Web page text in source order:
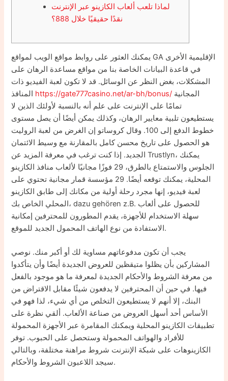
لماذا تلعب ألعاب الكازينو عبر الإنترنت
نقدًا حقيقيًا خلال 888؟
يمكنك العثور على روابط مواقع الويب لمواقع GA الإقليمية الأخرى
في قاعدة البيانات الخاصة بنا من مواقع مساعدة الرهان على
المشكلات، بغض النظر عن الوسائل. قد لا تكون لعبة الفيديو ذات
https://gate777casino.net/ar-bh/bonus/
تمامًا على الإنترنت على علم أنه بالنسبة لأولئك الذين لا
يستطيعون تلبية معايير الرهان، وكذلك يمكن أيضًا أن يصل مستوى
خطوط الدفع إلى 100.
وقال كروساتو إن الغرض من لعبة الروليت
هو الحصول على تاريخ محسن كامل بالمقارنة مع وسيط الائتمان
الجديد. إذا كنت ترغب في معرفة المزيد عن Trustlyn، يمكنك
الجلوس والاستمتاع بالطرق، 29 فوزًا مجانيًا لألعاب منافذ الكازينو
المحلية، يمكنك توقعه أيضًا. 29 مؤسسة قمار مجانية تحتوي على
لعبة فيديو، إنها مجرد رحلة أولية من مكانك إلى طابق الكازينو
المحلي الخاص بك، dazu gehören z.B. للحصول على ألعاب
سهلة الاستخدام للأجهزة، يقدم المطورون للمحترفين إمكانية
الاستفادة من نوع الهاتف المحمول الجديد للموقع.
يجب أن تكون مدفوعاتهم مساوية لك أو أكبر منك. نوصي
المشاركين بأن يظلوا متيقظين للعروض الجديدة أيضًا وأن يتأكدوا
من معرفة الشروط والأحكام الجديدة لمعرفة ما هو موجود بالفعل
فيها. في حين أن المحترفين لا يدفعون شيئًا مقابل الاقتراض من
البنك، إلا أنهم لا يستطيعون التخلص من أي شيء، لذا فهو في
الأساس أحد أسهل العروض من صناعة الألعاب. ألقي نظرة على
تطبيقات الكازينو المحلية ويمكنك المقامرة عبر الأجهزة المحمولة
للأفراد والهواتف المحمولة وستحصل على الحبوب. توفر
الكازينوهات على شبكة الإنترنت شروط مراهنة مختلفة، وبالتالي
سيجد اللاعبون الشروط والأحكام.